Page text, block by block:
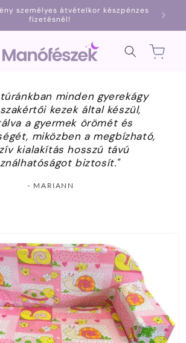
személyes átvételkor készpénzes
fizetésnél!
Kosár
minden gyerekágy
kezek által készül,
a gyermek örömét és
miközben a megbízható,
kialakítás hosszú távú
biztosít."
- MARIANN